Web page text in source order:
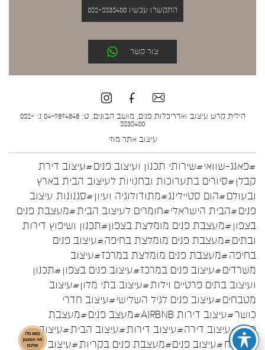
התקשרו עכשיו 052-5535400
צור קשר
הילית קרש עיצוב ואדריכלות פנים, מושב הבונים, ט: 04-9894848 נ: 052-
5535400
עיצוב אתר מוזי
#פאנג-שוואי#שירותי תכנון ועיצוב פנים#עיצוב דירת
קבלן #סיורים בתערוכות ובחנויות לעיצוב הבית בארץ
ובעולם#הום סטיילינג#מתודולוגיה ועיון #סגנונות עיצוב
פנים#הבית הישראלי#חומרים לעיצוב הבית#מעצבת פנים
בצפון #מעצבת פנים מומלצת בצפון#תכנון ושיפוץ דירות
ובתים#מעצבת פנים מומלצת בחיפה#עיצוב פנים
בחיפה#מעצבת פנים מומלצת במרכז#עיצוב
משרדים#עיצוב פנים במרכז#עיצוב פנים בצפון #תכנון
ועיצוב בתים פרטיים וילות#עיצוב בתי מלון#עיצוב
מטבחים#עיצוב פנים לגיל השלישי#עיצוב חדרי
כושר#עיצוב דירות AIRBNB #מעצב פנים#מעצבת
פנים#עיצוב דירה#עיצוב דירות#עיצוב הבית#עיצוב
המטבח#עיצוב פנים#מעצבת פנים בקריות#עיצוב פנים